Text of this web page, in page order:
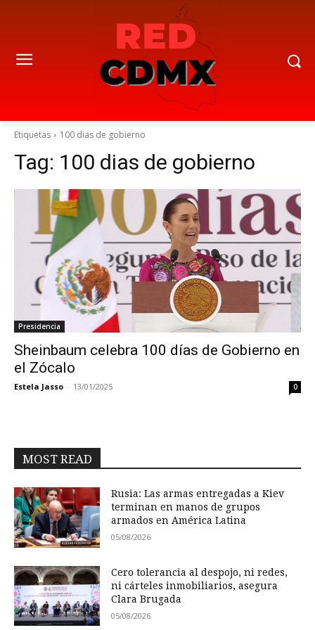
Etiquetas 100 dias de gobierno
Tag: 100 dias de gobierno
Presidencia
Sheinbaum celebra 100 días de Gobierno en
el Zócalo
Estela Jasso - 13/01/2025 0
MOST READ
Rusia: Las armas entregadas a Kiev
terminan en manos de grupos
armados en América Latina
05/08/2026
Cero tolerancia al despojo, ni redes,
ni cárteles inmobiliarios, asegura
Clara Brugada
05/08/2026